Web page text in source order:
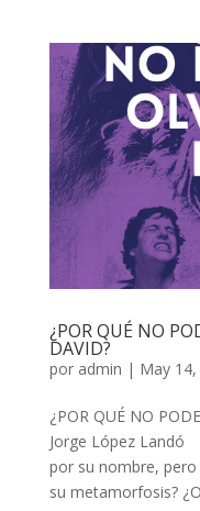
¿POR QUÉ NO
DAVID?
por admin | May
¿POR QUÉ NO
Jorge López Landó
por su nombre,
su metamorfosis?